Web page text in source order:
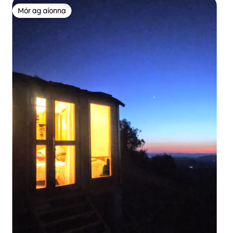
Mór ag aíonna
Mór ag aíonna